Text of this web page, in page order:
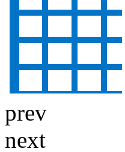
prev
next